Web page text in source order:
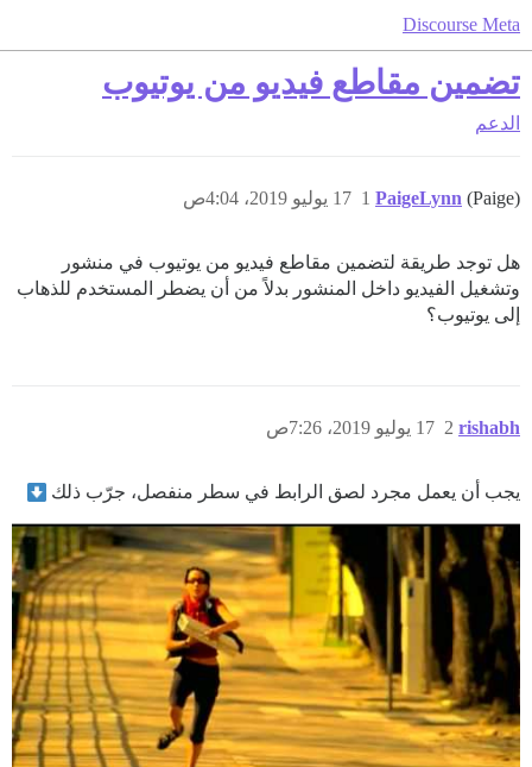
Discourse Meta
تضمين مقاطع فيديو من يوتيوب
الدعم
PaigeLynn (Paige) 17 يوليو 2019، 4:04ص 1
هل توجد طريقة لتضمين مقاطع فيديو من يوتيوب في منشور
وتشغيل الفيديو داخل المنشور بدلاً من أن يضطر المستخدم للذهاب
إلى يوتيوب؟
rishabh 17 يوليو 2019، 7:26ص 2
يجب أن يعمل مجرد لصق الرابط في سطر منفصل، جرّب ذلك